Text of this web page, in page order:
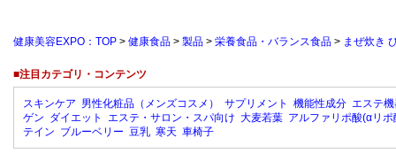
健康美容EXPO：TOP > 健康食品 > 製品 > 栄養食品・バランス食品 > まぜ炊き
■注目カテゴリ・コンテンツ
スキンケア 男性化粧品（メンズコスメ） サプリメント 機能性成分 エステ
ゲン ダイエット エステ・サロン・スパ向け 大麦若葉 アルファリポ酸(αリポ
テイン ブルーベリー 豆乳 寒天 車椅子